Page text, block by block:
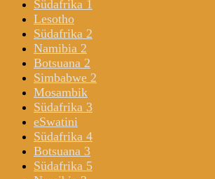
Südafrika 1
Lesotho
Südafrika 2
Namibia 2
Botsuana 2
Simbabwe 2
Mosambik
Südafrika 3
eSwatini
Südafrika 4
Botsuana 3
Südafrika 5